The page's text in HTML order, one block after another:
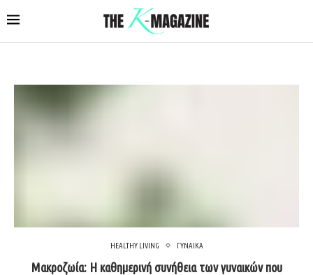
HEALTHY LIVING ΓΥΝΑΙΚΑ
Μακροζωία: Η καθημερινή συνήθεια των γυναικών που